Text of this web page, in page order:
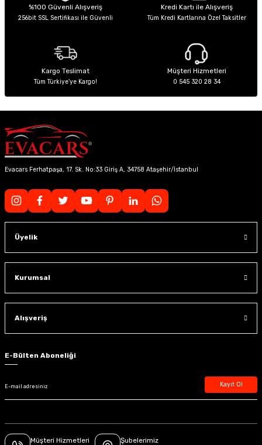
Ürün bilgilerinde hatalar bulunuyor.
Ürün fiyatı diğer sitelerden daha pahalı.
%100 Güvenli Alışveriş
256bit SSL Sertifikası ile Güvenli
Kredi Kartı ile Alışveriş
Tüm Kredi Kartlarına Özel Taksitler
Kargo Teslimat
Tüm Türkiye’ye Kargo!
Müşteri Hizmetleri
0 545 320 28 34
Evacars Ferhatpaşa, 17. Sk. No:33 Giriş A, 34758 Ataşehir/İstanbul
Üyelik
Kurumsal
Alışveriş
E-Bülten Aboneliği
Kayıt Ol
Müşteri Hizmetleri Şubelerimiz